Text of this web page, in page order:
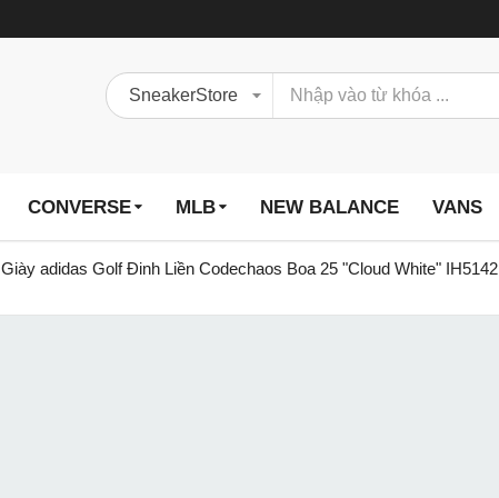
CONVERSE MLB NEW BALANCE VANS
Giày adidas Golf Đinh Liền Codechaos Boa 25 "Cloud White" IH5142